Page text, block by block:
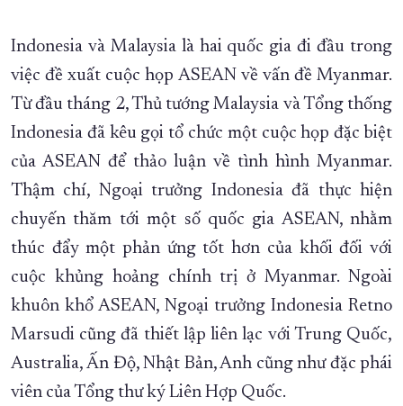
Indonesia và Malaysia là hai quốc gia đi đầu trong
việc đề xuất cuộc họp ASEAN về vấn đề Myanmar.
Từ đầu tháng 2, Thủ tướng Malaysia và Tổng thống
Indonesia đã kêu gọi tổ chức một cuộc họp đặc biệt
của ASEAN để thảo luận về tình hình Myanmar.
Thậm chí, Ngoại trưởng Indonesia đã thực hiện
chuyến thăm tới một số quốc gia ASEAN, nhằm
thúc đẩy một phản ứng tốt hơn của khối đối với
cuộc khủng hoảng chính trị ở Myanmar. Ngoài
khuôn khổ ASEAN, Ngoại trưởng Indonesia Retno
Marsudi cũng đã thiết lập liên lạc với Trung Quốc,
Australia, Ấn Độ, Nhật Bản, Anh cũng như đặc phái
viên của Tổng thư ký Liên Hợp Quốc.